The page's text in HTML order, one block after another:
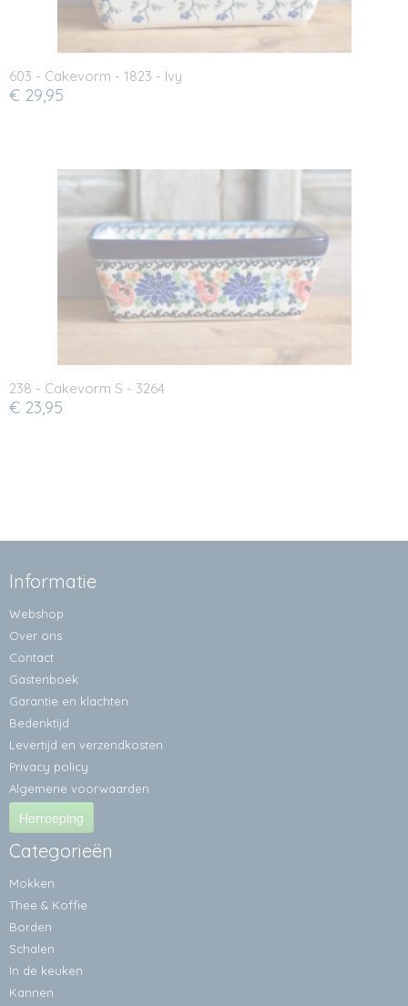
603 - Cakevorm - 1823 - Ivy
€ 29,95
238 - Cakevorm S - 3264
€ 23,95
Informatie
Webshop
Over ons
Contact
Gastenboek
Garantie en klachten
Bedenktijd
Levertijd en verzendkosten
Privacy policy
Algemene voorwaarden
Herroeping
Categorieën
Mokken
Thee & Koffie
Borden
Schalen
In de keuken
Kannen